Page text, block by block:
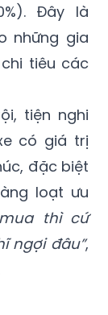
Đây là
những gia
tiêu các
tiện nghi
có giá trị
đặc biệt
loạt ưu
thì cứ
ngợi đâu”,